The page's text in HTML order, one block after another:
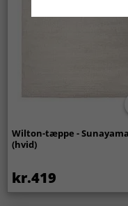
Wilton-tæppe - Sunayama
(hvid)
kr.419